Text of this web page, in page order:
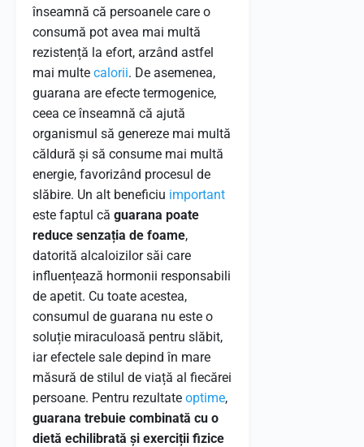
înseamnă că persoanele care o
consumă pot avea mai multă
rezistență la efort, arzând astfel
mai multe calorii. De asemenea,
guarana are efecte termogenice,
ceea ce înseamnă că ajută
organismul să genereze mai multă
căldură și să consume mai multă
energie, favorizând procesul de
slăbire. Un alt beneficiu important
este faptul că guarana poate
reduce senzația de foame,
datorită alcaloizilor săi care
influențează hormonii responsabili
de apetit. Cu toate acestea,
consumul de guarana nu este o
soluție miraculoasă pentru slăbit,
iar efectele sale depind în mare
măsură de stilul de viață al fiecărei
persoane. Pentru rezultate optime,
guarana trebuie combinată cu o
dietă echilibrată și exerciții fizice